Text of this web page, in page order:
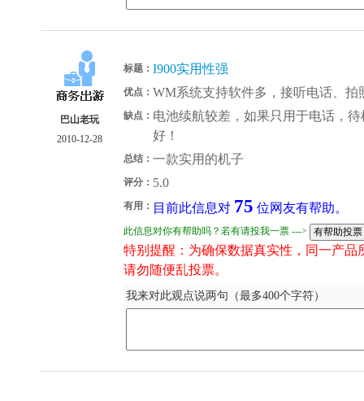
巴山老玩
2010-12-28
标题： I900实用性强
优点： WM系统支持软件多，接听电话、
缺点： 电池续航较差，如果只用于电话，
好！
总结： 一款实用的机子
评分： 5.0
有用： 目前此信息对 75 位网友有帮助。
此信息对你有帮助吗？若有请投我一票 --->
特别提醒：为确保数据真实性，同一产
请勿随便乱投票。
我来对此观点说两句（最多400个字符）